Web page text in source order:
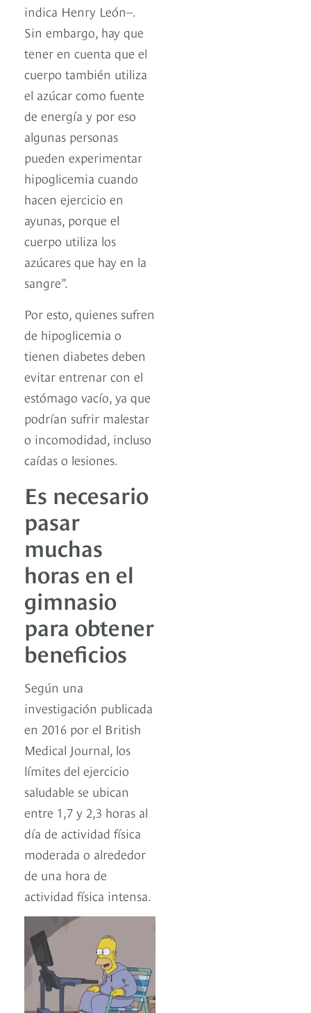
indica Henry León–.
Sin embargo, hay que
tener en cuenta que el
cuerpo también utiliza
el azúcar como fuente
de energía y por eso
algunas personas
pueden experimentar
hipoglicemia cuando
hacen ejercicio en
ayunas, porque el
cuerpo utiliza los
azúcares que hay en la
sangre”.
Por esto, quienes sufren
de hipoglicemia o
tienen diabetes deben
evitar entrenar con el
estómago vacío, ya que
podrían sufrir malestar
o incomodidad, incluso
caídas o lesiones.
Es necesario
pasar
muchas
horas en el
gimnasio
para obtener
beneficios
Según una
investigación publicada
en 2016 por el British
Medical Journal, los
límites del ejercicio
saludable se ubican
entre 1,7 y 2,3 horas al
día de actividad física
moderada o alrededor
de una hora de
actividad física intensa.